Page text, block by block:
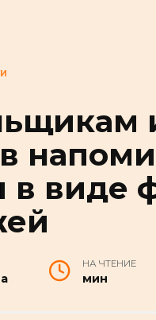
в виде
НА ЧТЕНИЕ
мин